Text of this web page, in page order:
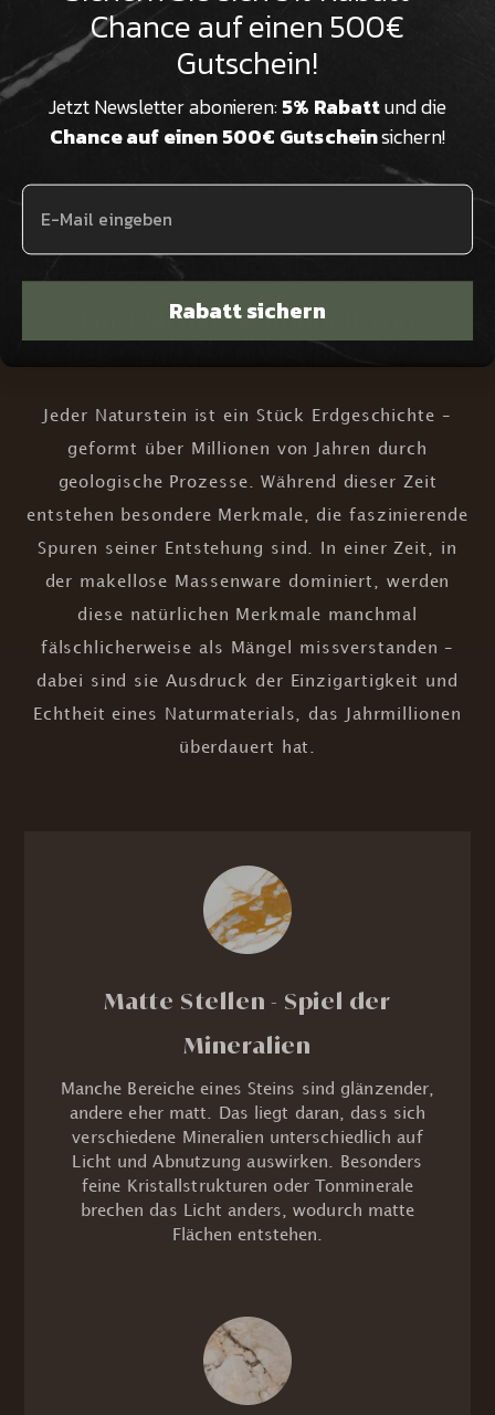
eine beeindruckende Historie
Wir sind Natursteinexperten in
kompetent & persönlich
Einzigartige Schönheit von
Natursteintischen
Jeder Naturstein ist ein Stück Erdgeschichte –
geformt über Millionen von Jahren durch
geologische Prozesse. Während dieser Zeit
entstehen besondere Merkmale, die faszinierende
Spuren seiner Entstehung sind. In einer Zeit, in
der makellose Massenware dominiert, werden
diese natürlichen Merkmale manchmal
fälschlicherweise als Mängel missverstanden –
dabei sind sie Ausdruck der Einzigartigkeit und
Echtheit eines Naturmaterials, das Jahrmillionen
überdauert hat.
Matte Stellen - Spiel der
Mineralien
Manche Bereiche eines Steins sind glänzender,
andere eher matt. Das liegt daran, dass sich
verschiedene Mineralien unterschiedlich auf
Licht und Abnutzung auswirken. Besonders
feine Kristallstrukturen oder Tonminerale
brechen das Licht anders, wodurch matte
Flächen entstehen.
Chance auf einen 500€
Gutschein!
Jetzt Newsletter abonieren:5% Rabattund die
Chance auf einen 500€ Gutscheinsichern!
Rabatt sichern